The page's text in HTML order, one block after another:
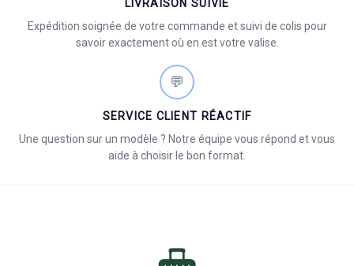
LIVRAISON SUIVIE
Expédition soignée de votre commande et suivi de colis pour
savoir exactement où en est votre valise.
💬
SERVICE CLIENT RÉACTIF
Une question sur un modèle ? Notre équipe vous répond et vous
aide à choisir le bon format.